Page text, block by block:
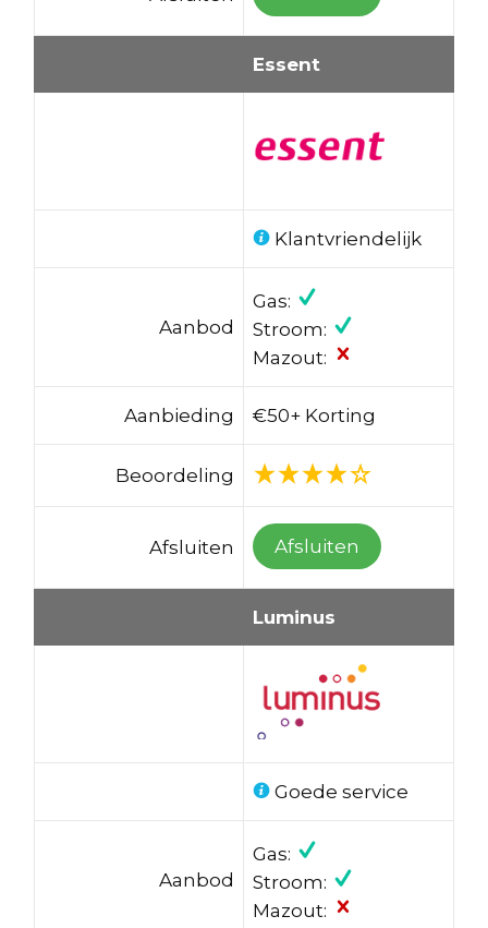
Essent
Klantvriendelijk
Aanbod
Gas:
Stroom:
Mazout:
Aanbieding €50+ Korting
Beoordeling
Afsluiten Afsluiten
Luminus
Goede service
Aanbod
Gas:
Stroom:
Mazout: